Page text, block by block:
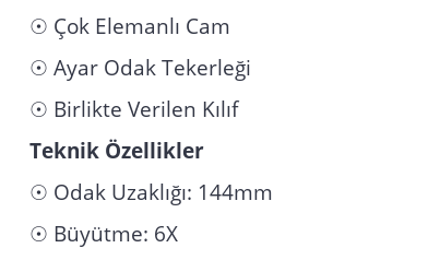
☉ Çok Elemanlı Cam
☉ Ayar Odak Tekerleği
☉ Birlikte Verilen Kılıf
Teknik Özellikler
☉ Odak Uzaklığı: 144mm
☉ Büyütme: 6X